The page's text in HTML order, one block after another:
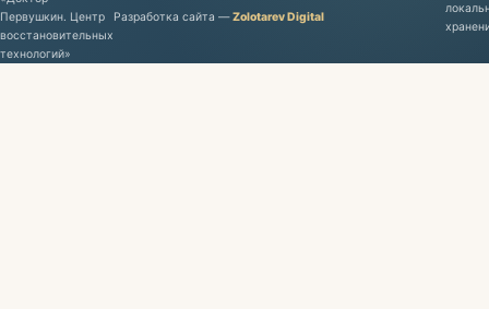
Первушкин. Центр
восстановительных
технологий»
Разработка сайта —Zolotarev Digital